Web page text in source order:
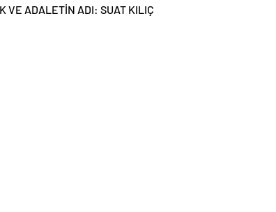
VE ADALETİN ADI: SUAT KILIÇ